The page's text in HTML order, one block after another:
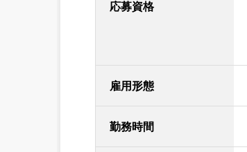
応募資格
雇用形態
勤務時間